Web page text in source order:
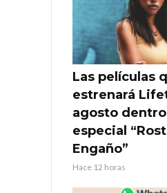
Las películas
estrenará
agosto dentro
especial
Engaño”
Hace 12 horas